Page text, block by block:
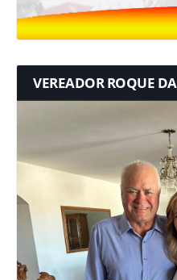
VEREADOR ROQUE